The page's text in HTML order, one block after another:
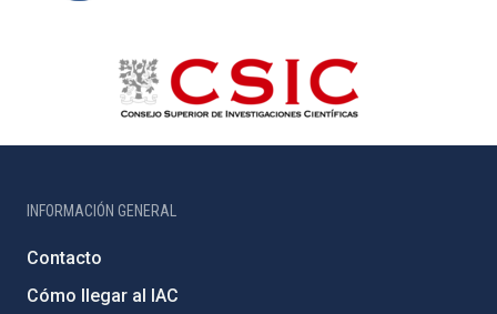
INFORMACIÓN GENERAL
Contacto
Cómo llegar al IAC